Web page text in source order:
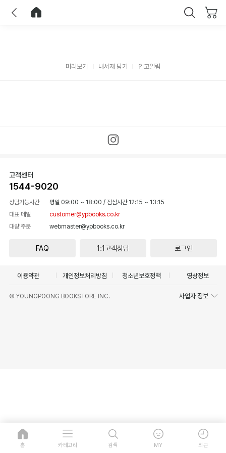
미리보기 내서재 담기 입고알림
고객센터
1544-9020
상담가능시간 평일 09:00 ~ 18:00 / 점심시간 12:15 ~ 13:15
대표 메일
customer@ypbooks.co.kr
대량 주문
webmaster@ypbooks.co.kr
FAQ 1:1고객상담 로그인
이용약관 개인정보처리방침 청소년보호정책 영상정보
© YOUNGPOONG BOOKSTORE INC. 사업자 정보
홈 카테고리 검색 MY 최근